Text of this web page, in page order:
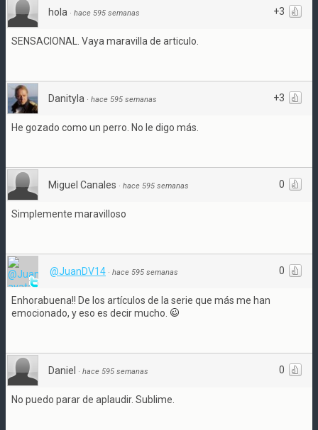
+3
hola · hace 595 semanas
SENSACIONAL. Vaya maravilla de articulo.
+3
Danityla · hace 595 semanas
He gozado como un perro. No le digo más.
0
Miguel Canales · hace 595 semanas
Simplemente maravilloso
0
@JuanDV14 · hace 595 semanas
Enhorabuena!! De los artículos de la serie que más me han
emocionado, y eso es decir mucho.
0
Daniel · hace 595 semanas
No puedo parar de aplaudir. Sublime.